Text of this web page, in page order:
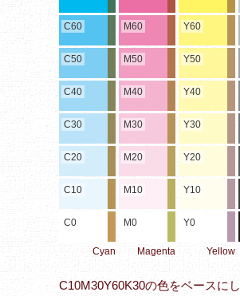
C60
C50
C40
C30
C20
C10
C0
Cyan
M60
M50
M40
M30
M20
M10
M0
Magenta
Y60
Y50
Y40
Y30
Y20
Y10
Y0
Yellow
C10M30Y60K30の色をベースに